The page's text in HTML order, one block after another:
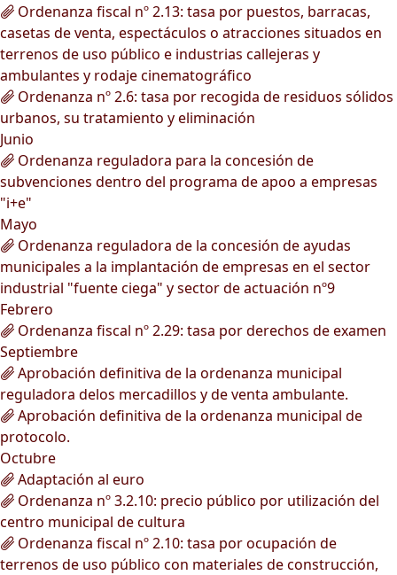
Ordenanza fiscal nº 2.13: tasa por puestos, barracas,
casetas de venta, espectáculos o atracciones situados en
terrenos de uso público e industrias callejeras y
ambulantes y rodaje cinematográfico
Ordenanza nº 2.6: tasa por recogida de residuos sólidos
urbanos, su tratamiento y eliminación
Junio
Ordenanza reguladora para la concesión de
subvenciones dentro del programa de apoo a empresas
"i+e"
Mayo
Ordenanza reguladora de la concesión de ayudas
municipales a la implantación de empresas en el sector
industrial "fuente ciega" y sector de actuación nº9
Febrero
Ordenanza fiscal nº 2.29: tasa por derechos de examen
Septiembre
Aprobación definitiva de la ordenanza municipal
reguladora delos mercadillos y de venta ambulante.
Aprobación definitiva de la ordenanza municipal de
protocolo.
Octubre
Adaptación al euro
Ordenanza nº 3.2.10: precio público por utilización del
centro municipal de cultura
Ordenanza fiscal nº 2.10: tasa por ocupación de
terrenos de uso público con materiales de construcción,